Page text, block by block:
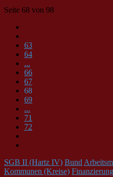
Seite 68 von 98
63
64
...
66
67
68
69
...
71
72
SGB II (Hartz IV) Bund
Kommunen (Kreise)